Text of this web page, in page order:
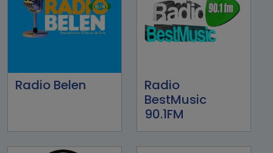
Radio Belen
Radio
BestMusic
90.1FM